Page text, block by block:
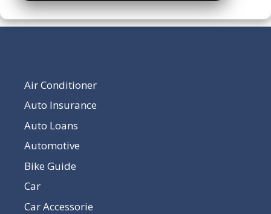
Air Conditioner
Auto Insurance
Auto Loans
Automotive
Bike Guide
Car
Car Accessorie